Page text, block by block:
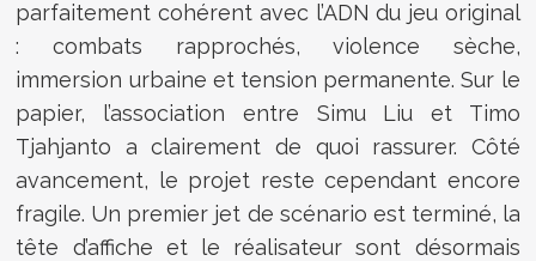
parfaitement cohérent avec l’ADN du jeu original
: combats rapprochés, violence sèche,
immersion urbaine et tension permanente. Sur le
papier, l’association entre Simu Liu et Timo
Tjahjanto a clairement de quoi rassurer. Côté
avancement, le projet reste cependant encore
fragile. Un premier jet de scénario est terminé, la
tête d’affiche et le réalisateur sont désormais